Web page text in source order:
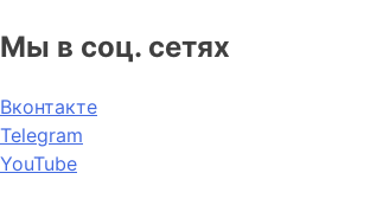
Мы в соц. сетях
Вконтакте
Telegram
YouTube